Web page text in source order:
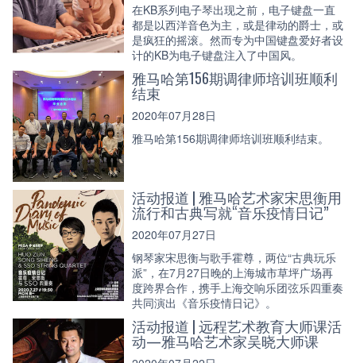
在KB系列电子琴出现之前，电子键盘一直
都是以西洋音色为主，或是律动的爵士，或
是疯狂的摇滚。然而专为中国键盘爱好者设
计的KB为电子键盘注入了中国风。
雅马哈第156期调律师培训班顺利
结束
2020年07月28日
雅马哈第156期调律师培训班顺利结束。
活动报道 | 雅马哈艺术家宋思衡用
流行和古典写就“音乐疫情日记”
2020年07月27日
钢琴家宋思衡与歌手霍尊，两位“古典玩乐
派”，在7月27日晚的上海城市草坪广场再
度跨界合作，携手上海交响乐团弦乐四重奏
共同演出《音乐疫情日记》。
活动报道 | 远程艺术教育大师课活
动—雅马哈艺术家吴晓大师课